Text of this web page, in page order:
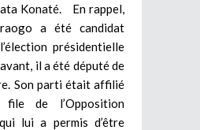
Konaté. En rappel,
a été candidat
présidentielle
il a été député de
Son parti était affilié
de l’Opposition
lui a permis d’être